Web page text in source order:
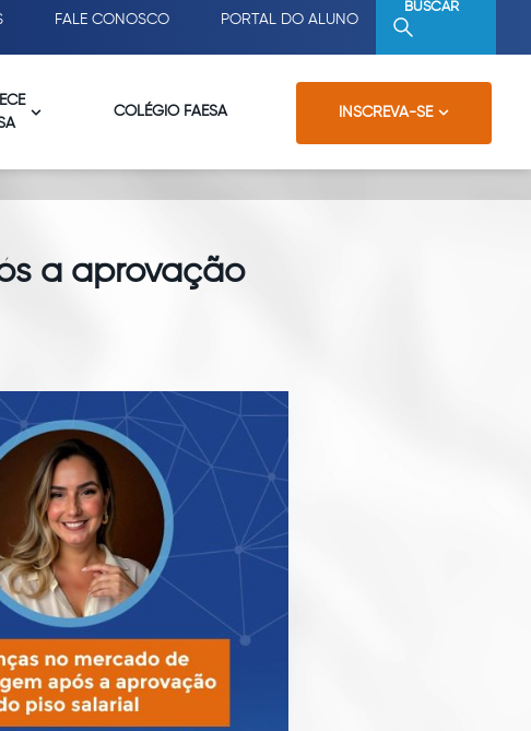
FALE CONOSCO PORTAL DO ALUNO
BUSCAR
INSCREVA-SE
COLÉGIO FAESA
a aprovação